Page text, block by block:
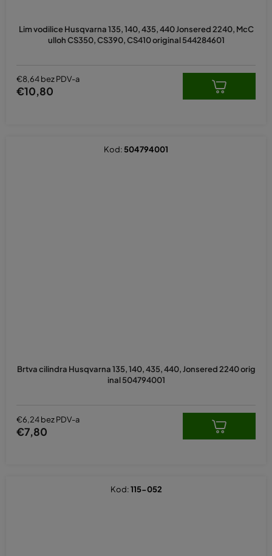
Lim vodilice Husqvarna 135, 140, 435, 440 Jonsered 2240, McC
ulloh CS350, CS390, CS410 original 544284601
€8,64 bez PDV-a
€10,80
Brtva cilindra Husqvarna 135, 140, 435, 440, Jonsered 2240 orig
inal 504794001
€6,24 bez PDV-a
€7,80
Kod: 504794001
Kod:115-052